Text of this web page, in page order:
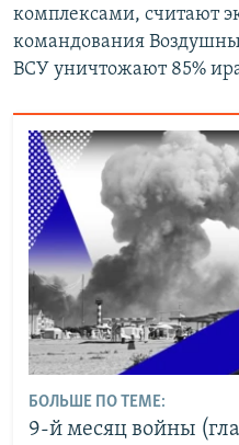
комплексами, считают
командования
ВСУ уничтожают 85%
БОЛЬШЕ ПО ТЕМЕ:
9-й месяц войны